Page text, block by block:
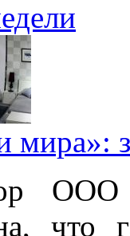
мира»:
что